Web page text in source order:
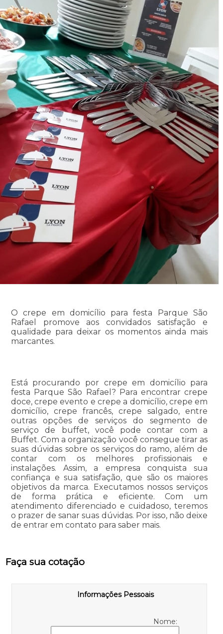
O crepe em domicílio para festa Parque São
Rafael promove aos convidados satisfação e
qualidade para deixar os momentos ainda mais
marcantes.
Está procurando por crepe em domicílio para
festa Parque São Rafael? Para encontrar crepe
doce, crepe evento e crepe a domicílio, crepe em
domicílio, crepe francês, crepe salgado, entre
outras opções de serviços do segmento de
serviço de buffet, você pode contar com a
Buffet. Com a organização você consegue tirar as
suas dúvidas sobre os serviços do ramo, além de
contar com os melhores profissionais e
instalações. Assim, a empresa conquista sua
confiança e sua satisfação, que são os maiores
objetivos da marca. Executamos nossos serviços
de forma prática e eficiente. Com um
atendimento diferenciado e cuidadoso, teremos
o prazer de sanar suas dúvidas. Por isso, não deixe
de entrar em contato para saber mais.
Faça sua cotação
Informações Pessoais
Nome: